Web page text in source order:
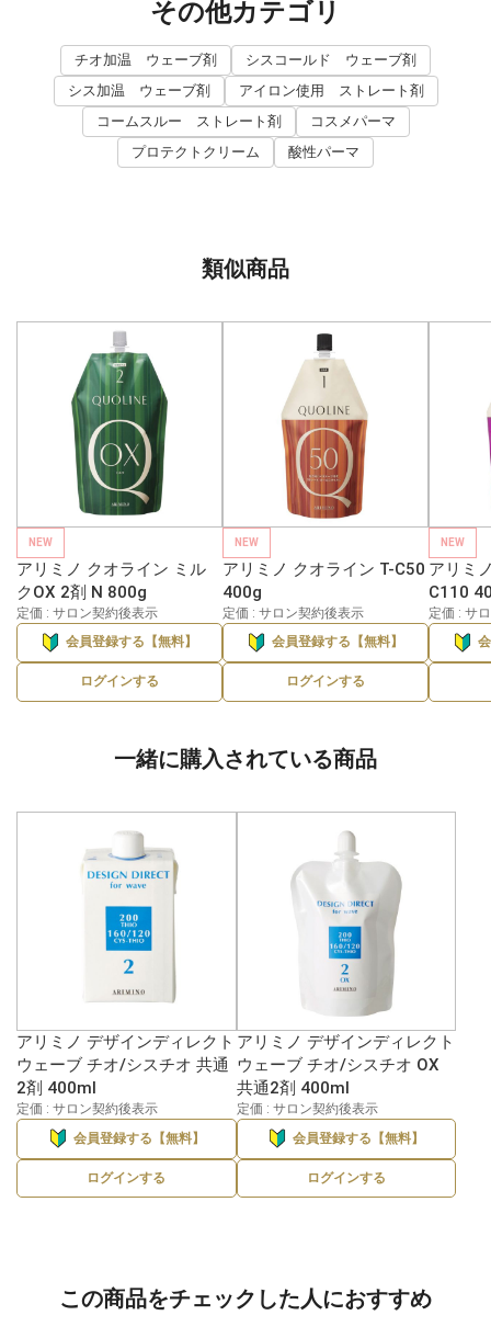
その他カテゴリ
チオ加温 ウェーブ剤
シスコールド ウェーブ剤
シス加温 ウェーブ剤
アイロン使用 ストレート剤
コームスルー ストレート剤
コスメパーマ
プロテクトクリーム
酸性パーマ
類似商品
NEW
アリミノ クオライン ミル
クOX 2剤 N 800g
定価 : サロン契約後表示
会員登録する【無料】
ログインする
NEW
アリミノ クオライン T-C50
400g
定価 : サロン契約後表示
会員登録する【無料】
ログインする
NEW
アリミ
C110
定価 : サ
一緒に購入されている商品
アリミノ デザインディレクト
ウェーブ チオ/シスチオ 共通
2剤 400ml
定価 : サロン契約後表示
会員登録する【無料】
ログインする
アリミノ デザインディレクト
ウェーブ チオ/シスチオ OX
共通2剤 400ml
定価 : サロン契約後表示
会員登録する【無料】
ログインする
この商品をチェックした人におすすめ